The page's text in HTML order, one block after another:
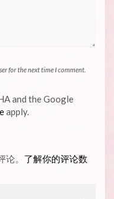
for the next time I comment.
and the Google
apply.
。 了解你的评论数